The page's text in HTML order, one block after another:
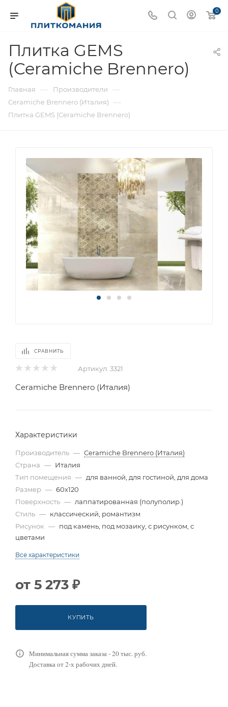
0
Плитка GEMS
(Ceramiche Brennero)
Главная — Производители —
Ceramiche Brennero (Италия) —
Плитка GEMS (Ceramiche Brennero)
СРАВНИТЬ
Артикул: 3321
Ceramiche Brennero (Италия)
Характеристики
Производитель — Ceramiche Brennero (Италия)
Страна — Италия
Тип помещения — для ванной, для гостиной, для дома
Размер — 60x120
Поверхность — лаппатированная (полуполир.)
Стиль — классический, романтизм
Рисунок — под камень, под мозаику, с рисунком, с
цветами
Все характеристики
от 5 273 ₽
КУПИТЬ
Минимальная сумма заказа - 20 тыс. руб.
Доставка от 2-х рабочих дней.